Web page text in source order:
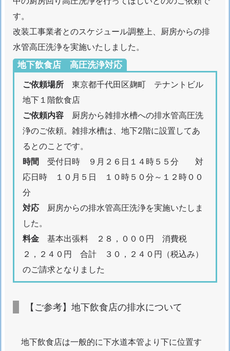
水
つ
い
て
1.
3.
東
京
千
代
田
区
ト
イ
レ
つ
ま
も
蛇
換
す。
改装工事業者とのスケジュール調整上、厨房からの排
水管高圧洗浄を実施いたしました。
地下飲食店 高圧洗浄対応
ご依頼場所 東京都千代田区麹町 テナントビル
地下１階飲食店
ご依頼内容 厨房から雑排水槽への排水管高圧洗
浄のご依頼。雑排水槽は、地下2階に設置してあ
るとのことです。
時間 受付日時 ９月２６日１４時５５分 対
応日時 １０月５日 １０時５０分～１２時００
分
対応 厨房からの排水管高圧洗浄を実施いたしま
した。
料金 基本出張料 ２８，０００円 消費税
２，２４０円 合計 ３０，２４０円（税込み）
のご請求となりました
【ご参考】地下飲食店の排水について
地下飲食店は一般的に下水道本管より下に位置す